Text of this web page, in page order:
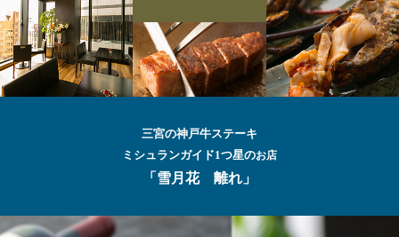
三宮の神戸牛ステーキ
ミシュランガイド1つ星のお店
「雪月花 離れ」